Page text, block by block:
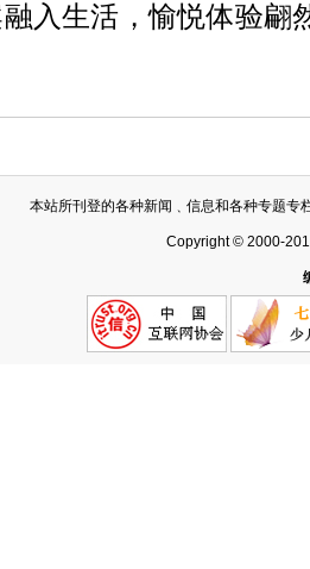
入生活，愉悦体验翩
本站所刊登的各种新闻﹑信息和各种专题专
Copyright © 2000-